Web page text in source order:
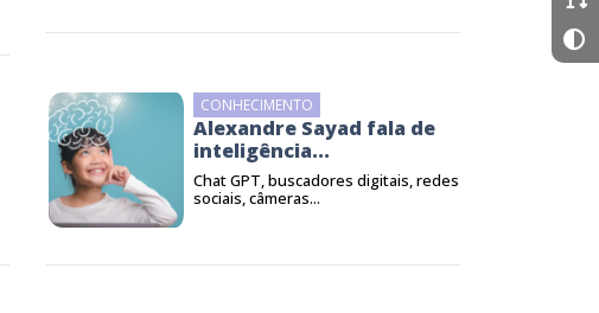
CONHECIMENTO
Alexandre Sayad fala de
inteligência...
Chat GPT, buscadores digitais, redes
sociais, câmeras...